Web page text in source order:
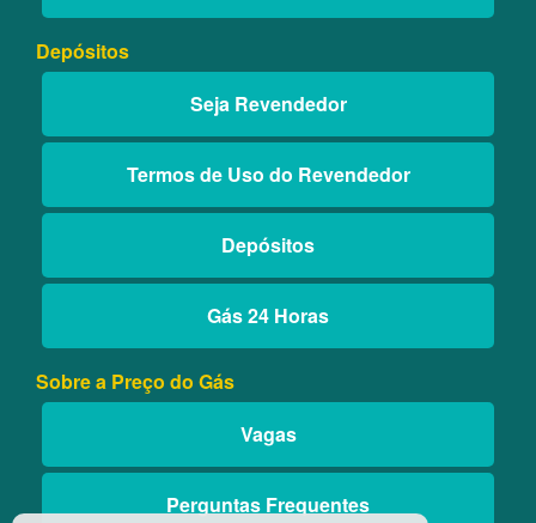
Depósitos
Seja Revendedor
Termos de Uso do Revendedor
Depósitos
Gás 24 Horas
Sobre a Preço do Gás
Vagas
Perguntas Frequentes